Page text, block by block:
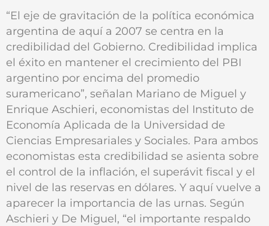
“El eje de gravitación de la política económica
argentina de aquí a 2007 se centra en la
credibilidad del Gobierno. Credibilidad implica
el éxito en mantener el crecimiento del PBI
argentino por encima del promedio
suramericano”, señalan Mariano de Miguel y
Enrique Aschieri, economistas del Instituto de
Economía Aplicada de la Universidad de
Ciencias Empresariales y Sociales. Para ambos
economistas esta credibilidad se asienta sobre
el control de la inflación, el superávit fiscal y el
nivel de las reservas en dólares. Y aquí vuelve a
aparecer la importancia de las urnas. Según
Aschieri y De Miguel, “el importante respaldo